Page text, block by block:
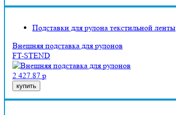
Подставки для рулона текстильной ленты
Внешняя подставка для рулонов
FT-STEND
2 427.87 р
купить